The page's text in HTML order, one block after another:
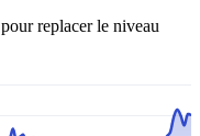
replacer le niveau